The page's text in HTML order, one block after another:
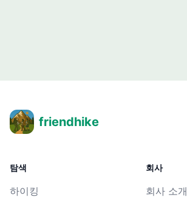
friendhike
탐색
하이킹
회사
회사 소개